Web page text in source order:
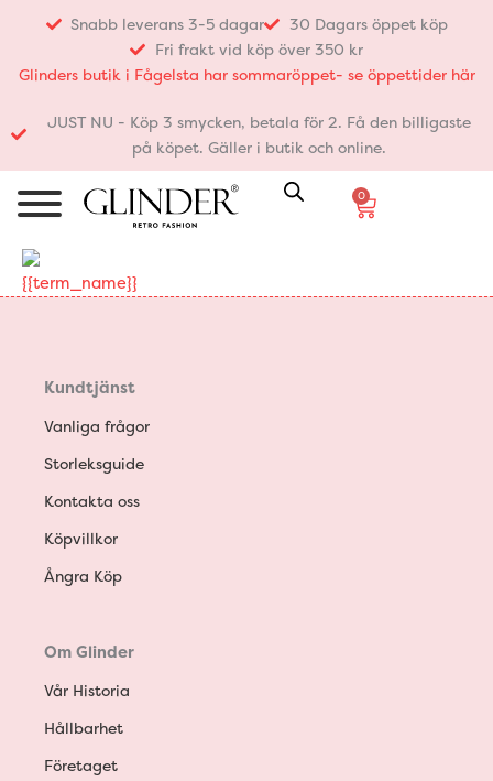
innehåll
Snabb leverans 3-5 dagar
30 Dagars öppet köp
Fri frakt vid köp över 350 kr
Glinders butik i Fågelsta har sommaröppet- se öppettider här
JUST NU - Köp 3 smycken, betala för 2. Få den billigaste
på köpet. Gäller i butik och online.
0
Varukorg
{{term_name}}
Kundtjänst
Vanliga frågor
Storleksguide
Kontakta oss
Köpvillkor
Ångra Köp
Om Glinder
Vår Historia
Hållbarhet
Företaget